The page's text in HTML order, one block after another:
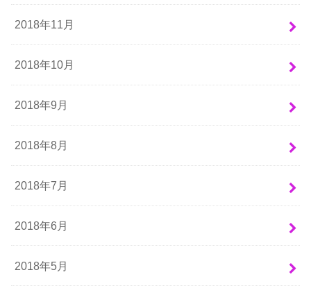
2018年11月
2018年10月
2018年9月
2018年8月
2018年7月
2018年6月
2018年5月